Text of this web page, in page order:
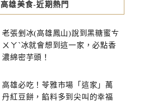
高雄美食-近期熱門
老張剉冰(高雄鳳山)說到黑糖蜜ㄘ
ㄨㄚˋ冰就會想到這一家，必點香
濃綿密芋頭！
高雄必吃！苓雅市場「這家」萬
丹紅豆餅，餡料多到尖叫的幸福